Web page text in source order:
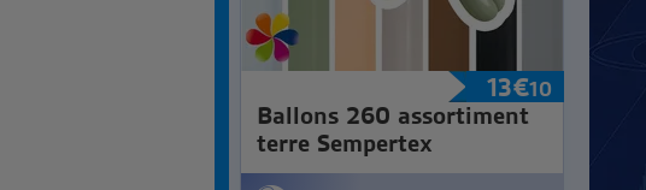
13€10
Ballons 260 assortiment
terre Sempertex